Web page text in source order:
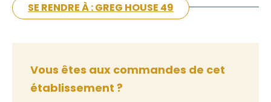
SE RENDRE À : GREG HOUSE 49
Vous êtes aux commandes de cet
établissement ?